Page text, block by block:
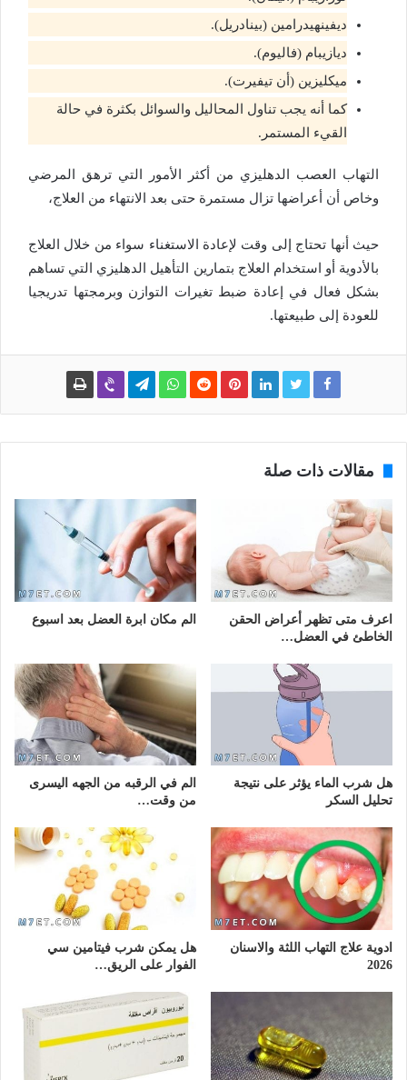
ديفينهيدرامين (بينادريل).
ديازيبام (فاليوم).
ميكليزين (أن تيفيرت).
كما أنه يجب تناول المحاليل والسوائل بكثرة في حالة
القيء المستمر.
التهاب العصب الدهليزي من أكثر الأمور التي ترهق المرضي
وخاص أن أعراضها تزال مستمرة حتى بعد الانتهاء من العلاج،
حيث أنها تحتاج إلى وقت لإعادة الاستغناء سواء من خلال العلاج
بالأدوية أو استخدام العلاج بتمارين التأهيل الدهليزي التي تساهم
بشكل فعال في إعادة ضبط تغيرات التوازن وبرمجتها تدريجيا
للعودة إلى طبيعتها.
مقالات ذات صلة
اعرف متى تظهر أعراض الحقن
الخاطئ في العضل…
الم مكان ابرة العضل بعد اسبوع
هل شرب الماء يؤثر على نتيجة
تحليل السكر
الم في الرقبه من الجهه اليسرى
من وقت…
ادوية علاج التهاب اللثة والاسنان
2026
هل يمكن شرب فيتامين سي
الفوار على الريق…